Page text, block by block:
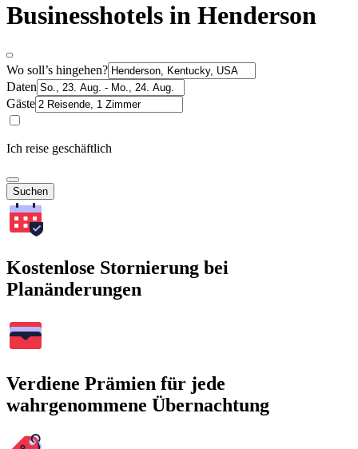
Businesshotels in Henderson
Wo soll’s hingehen?
Daten
Gäste
Ich reise geschäftlich
Suchen
Kostenlose Stornierung bei
Planänderungen
Verdiene Prämien für jede
wahrgenommene Übernachtung